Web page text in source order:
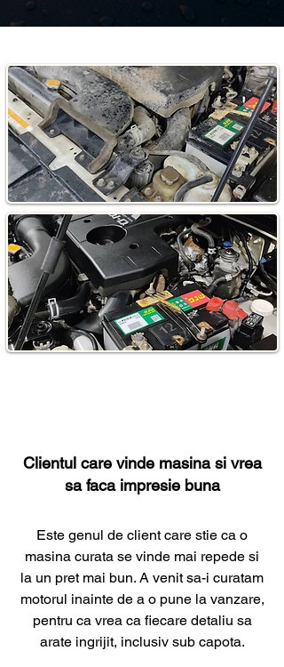
Clientul care vinde masina si vrea
sa faca impresie buna
Este genul de client care stie ca o
masina curata se vinde mai repede si
la un pret mai bun. A venit sa-i curatam
motorul inainte de a o pune la vanzare,
pentru ca vrea ca fiecare detaliu sa
arate ingrijit, inclusiv sub capota.